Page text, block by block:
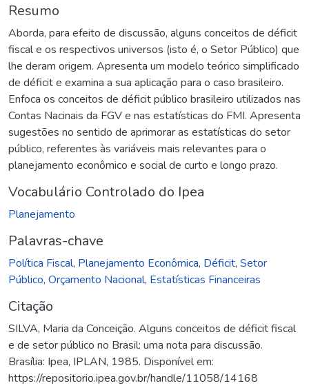
Resumo
Aborda, para efeito de discussão, alguns conceitos de déficit
fiscal e os respectivos universos (isto é, o Setor Público) que
lhe deram origem. Apresenta um modelo teórico simplificado
de déficit e examina a sua aplicação para o caso brasileiro.
Enfoca os conceitos de déficit público brasileiro utilizados nas
Contas Nacinais da FGV e nas estatísticas do FMI. Apresenta
sugestões no sentido de aprimorar as estatísticas do setor
público, referentes às variáveis mais relevantes para o
planejamento econômico e social de curto e longo prazo.
Vocabulário Controlado do Ipea
Planejamento
Palavras-chave
Política Fiscal, Planejamento Econômica, Déficit, Setor
Público, Orçamento Nacional, Estatísticas Financeiras
Citação
SILVA, Maria da Conceição. Alguns conceitos de déficit fiscal
e de setor público no Brasil: uma nota para discussão.
Brasília: Ipea, IPLAN, 1985. Disponível em:
https://repositorio.ipea.gov.br/handle/11058/14168